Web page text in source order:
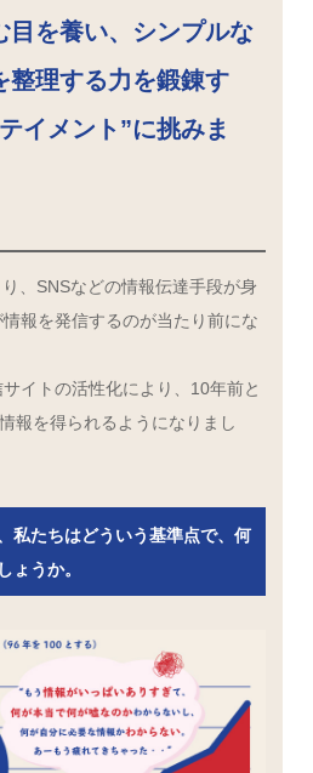
目を養い、シンプルな
整理する力を鍛錬す
イメント”に挑みま
、SNSなどの情報伝達手段が身
報を発信するのが当たり前にな
イトの活性化により、10年前と
報を得られるようになりまし
私たちはどういう基準点で、何
ょうか。